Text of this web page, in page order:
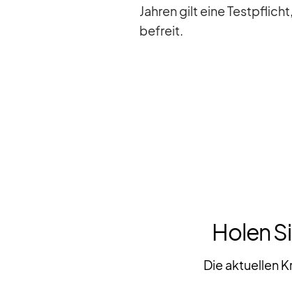
Jah­ren gilt eine
be­freit.
Holen
Die aktuellen